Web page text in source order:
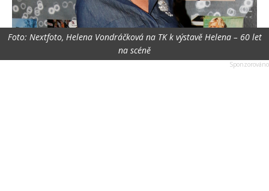
Foto: Nextfoto, Helena Vondráčková na TK k výstavě Helena – 60 let
na scéně